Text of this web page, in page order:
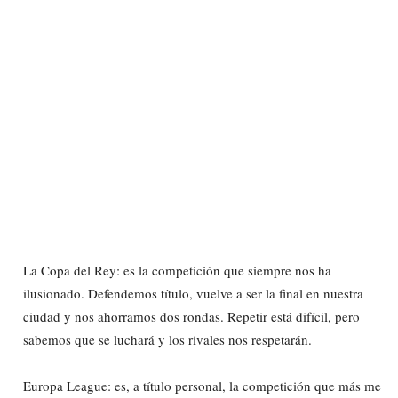
La Copa del Rey: es la competición que siempre nos ha
ilusionado. Defendemos título, vuelve a ser la final en nuestra
ciudad y nos ahorramos dos rondas. Repetir está difícil, pero
sabemos que se luchará y los rivales nos respetarán.
Europa League: es, a título personal, la competición que más me